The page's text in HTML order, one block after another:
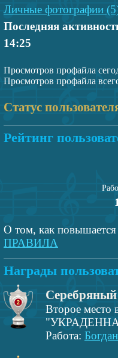
Личные фотографии
Последняя
14:25
Просмотров профайла
Просмотров профайла
Статус
Рейтинг
О том, как повышается
ПРАВИЛА
Награды
Второе место
Работа: